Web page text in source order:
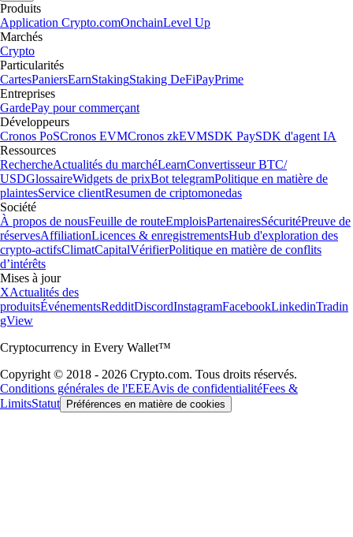
Produits
Application Crypto.comOnchainLevel Up
Marchés
Crypto
Particularités
CartesPaniersEarnStakingStaking DeFiPayPrime
Entreprises
GardePay pour commerçant
Développeurs
Cronos PoSCronos EVMCronos zkEVMSDK PaySDK d'agent IA
Ressources
RechercheActualités du marchéLearnConvertisseur BTC/
USDGlossaireWidgets de prixBot telegramPolitique en matière de
plaintesService clientResumen de criptomonedas
Société
À propos de nousFeuille de routeEmploisPartenairesSécuritéPreuve de
réservesAffiliationLicences & enregistrementsHub d'exploration des
crypto-actifsClimatCapitalVérifierPolitique en matière de conflits
d’intérêts
Mises à jour
XActualités des
produitsÉvénementsRedditDiscordInstagramFacebookLinkedinTradin
gView
Cryptocurrency in Every Wallet™
Copyright © 2018 - 2026 Crypto.com. Tous droits réservés.
Conditions générales de l'EEEAvis de confidentialitéFees &
LimitsStatut Préférences en matière de cookies